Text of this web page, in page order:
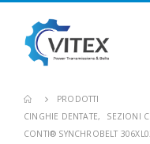
PRODOTTI
CINGHIE DENTATE, SEZIONI
CONTI® SYNCHROBELT